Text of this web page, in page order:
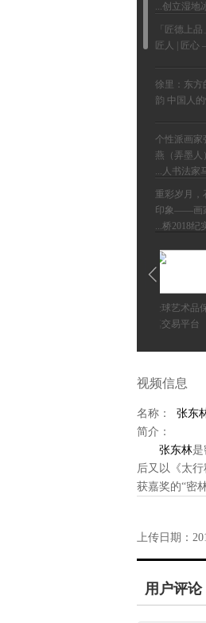
创立湿地冰
徐里：东方
韵 中国人
《个性派画家
燕（弄墨人
人书法家马
重彩岁月，
印象——画
桥2018纪实
韩美林 | 结
兴四十年
《月是故乡明
——刘伯良
名师荟——
艺术探索大
师法天地
花——砌画
周扬波访谈
全球艺术品
真交易平台
中国传统文化
的守卫者—
视频信息
名称：
张东
简介：
张东林是
后又以《太
获嘉奖的“密
上传日期：
用户评论